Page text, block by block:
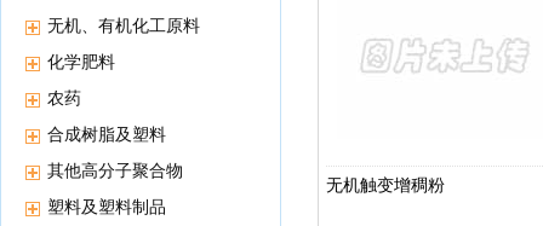
无机、有机化工原料
化学肥料
农药
合成树脂及塑料
其他高分子聚合物
塑料及塑料制品
无机触变增稠粉